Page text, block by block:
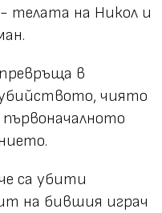
телата на Никол и
в
убийството, чиято
са убити
на бившия играч